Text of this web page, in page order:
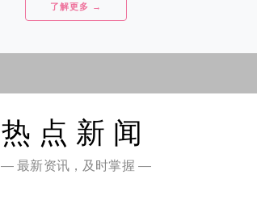
了解更多 →
热点新闻
— 最新资讯，及时掌握 —